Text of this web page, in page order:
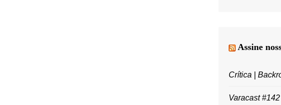
Assine
Crítica |
Varacast